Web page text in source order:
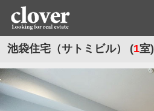
池袋住宅（サトミビル） (1室)